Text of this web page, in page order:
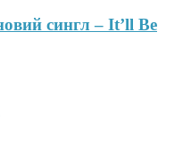
сингл – It’ll Be